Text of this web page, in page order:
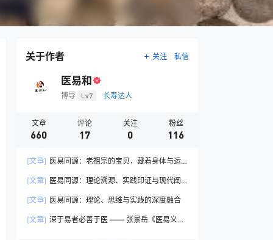
关于作者 关注 私信
医易和
博导 Lv7 长寿达人
文章
660
评论
17
关注
0
粉丝
116
[文章] 医易同源：老祖宗的宝贝，藏着身体与运
[文章] 医易同源：理论溯源、实践印证与现代阐
[文章] 医易同源：理论、思维与实践的深度融合
[文章] 深于易者必善于医 —— 张景岳《医易义》